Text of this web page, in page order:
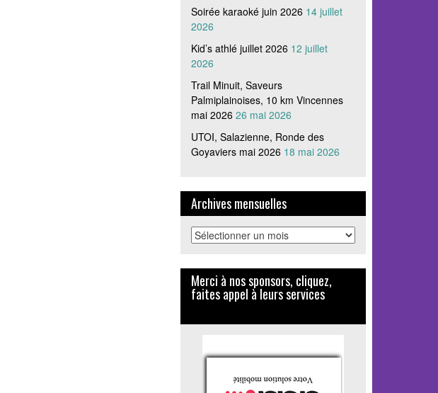
Soirée karaoké juin 2026 14 juillet
2026
Kid’s athlé juillet 2026 12 juillet
2026
Trail Minuit, Saveurs
Palmiplainoises, 10 km Vincennes
mai 2026 26 mai 2026
UTOI, Salazienne, Ronde des
Goyaviers mai 2026 18 mai 2026
Archives mensuelles
Archives
Merci à nos sponsors, cliquez,
faites appel à leurs services